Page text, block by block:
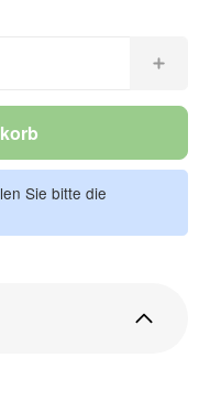
Sie bitte die